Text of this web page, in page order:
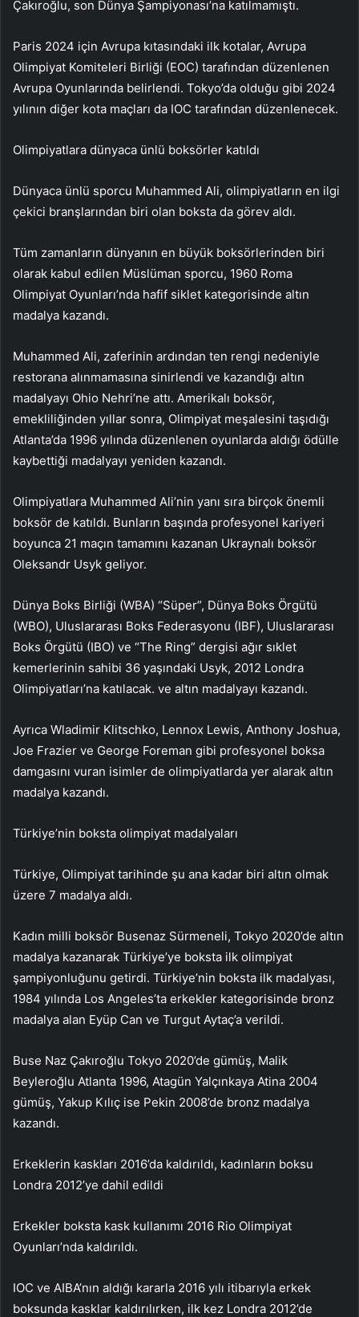
Çakıroğlu, son Dünya Şampiyonası’na katılmamıştı.
Paris 2024 için Avrupa kıtasındaki ilk kotalar, Avrupa
Olimpiyat Komiteleri Birliği (EOC) tarafından düzenlenen
Avrupa Oyunlarında belirlendi. Tokyo’da olduğu gibi 2024
yılının diğer kota maçları da IOC tarafından düzenlenecek.
Olimpiyatlara dünyaca ünlü boksörler katıldı
Dünyaca ünlü sporcu Muhammed Ali, olimpiyatların en ilgi
çekici branşlarından biri olan boksta da görev aldı.
Tüm zamanların dünyanın en büyük boksörlerinden biri
olarak kabul edilen Müslüman sporcu, 1960 Roma
Olimpiyat Oyunları’nda hafif siklet kategorisinde altın
madalya kazandı.
Muhammed Ali, zaferinin ardından ten rengi nedeniyle
restorana alınmamasına sinirlendi ve kazandığı altın
madalyayı Ohio Nehri’ne attı. Amerikalı boksör,
emekliliğinden yıllar sonra, Olimpiyat meşalesini taşıdığı
Atlanta’da 1996 yılında düzenlenen oyunlarda aldığı ödülle
kaybettiği madalyayı yeniden kazandı.
Olimpiyatlara Muhammed Ali’nin yanı sıra birçok önemli
boksör de katıldı. Bunların başında profesyonel kariyeri
boyunca 21 maçın tamamını kazanan Ukraynalı boksör
Oleksandr Usyk geliyor.
Dünya Boks Birliği (WBA) “Süper”, Dünya Boks Örgütü
(WBO), Uluslararası Boks Federasyonu (IBF), Uluslararası
Boks Örgütü (IBO) ve “The Ring” dergisi ağır sıklet
kemerlerinin sahibi 36 yaşındaki Usyk, 2012 Londra
Olimpiyatları’na katılacak. ve altın madalyayı kazandı.
Ayrıca Wladimir Klitschko, Lennox Lewis, Anthony Joshua,
Joe Frazier ve George Foreman gibi profesyonel boksa
damgasını vuran isimler de olimpiyatlarda yer alarak altın
madalya kazandı.
Türkiye’nin boksta olimpiyat madalyaları
Türkiye, Olimpiyat tarihinde şu ana kadar biri altın olmak
üzere 7 madalya aldı.
Kadın milli boksör Busenaz Sürmeneli, Tokyo 2020’de altın
madalya kazanarak Türkiye’ye boksta ilk olimpiyat
şampiyonluğunu getirdi. Türkiye’nin boksta ilk madalyası,
1984 yılında Los Angeles’ta erkekler kategorisinde bronz
madalya alan Eyüp Can ve Turgut Aytaç’a verildi.
Buse Naz Çakıroğlu Tokyo 2020’de gümüş, Malik
Beyleroğlu Atlanta 1996, Atagün Yalçınkaya Atina 2004
gümüş, Yakup Kılıç ise Pekin 2008’de bronz madalya
kazandı.
Erkeklerin kaskları 2016’da kaldırıldı, kadınların boksu
Londra 2012’ye dahil edildi
Erkekler boksta kask kullanımı 2016 Rio Olimpiyat
Oyunları’nda kaldırıldı.
IOC ve AIBA’nın aldığı kararla 2016 yılı itibarıyla erkek
boksunda kasklar kaldırılırken, ilk kez Londra 2012’de